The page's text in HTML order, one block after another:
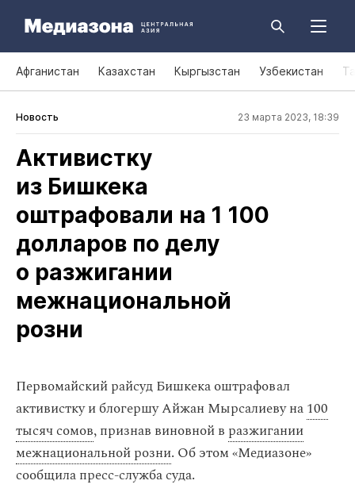
Афганистан Казахстан Кыргызстан Узбекистан
Новость 23 марта 2023, 18:39
Активистку
из Бишкека
оштрафовали на 1 100
долларов по делу
о разжигании
межнациональной
розни
Первомайский райсуд Бишкека оштрафовал
активистку и блогершу Айжан Мырсалиеву на100
тысяч сомов, признав виновной в разжигании
межнациональной розни. Об этом «Медиазоне»
сообщила пресс-служба суда.